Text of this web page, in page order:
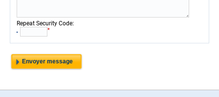
Repeat Security Code:
*